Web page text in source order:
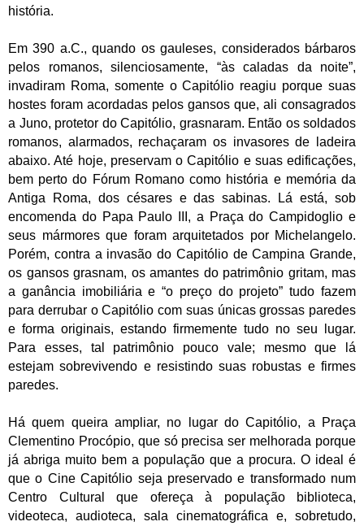
história.
Em 390 a.C., quando os gauleses, considerados bárbaros
pelos romanos, silenciosamente, “às caladas da noite”,
invadiram Roma, somente o Capitólio reagiu porque suas
hostes foram acordadas pelos gansos que, ali consagrados
a Juno, protetor do Capitólio, grasnaram. Então os soldados
romanos, alarmados, rechaçaram os invasores de ladeira
abaixo. Até hoje, preservam o Capitólio e suas edificações,
bem perto do Fórum Romano como história e memória da
Antiga Roma, dos césares e das sabinas. Lá está, sob
encomenda do Papa Paulo III, a Praça do Campidoglio e
seus mármores que foram arquitetados por Michelangelo.
Porém, contra a invasão do Capitólio de Campina Grande,
os gansos grasnam, os amantes do patrimônio gritam, mas
a ganância imobiliária e “o preço do projeto” tudo fazem
para derrubar o Capitólio com suas únicas grossas paredes
e forma originais, estando firmemente tudo no seu lugar.
Para esses, tal patrimônio pouco vale; mesmo que lá
estejam sobrevivendo e resistindo suas robustas e firmes
paredes.
Há quem queira ampliar, no lugar do Capitólio, a Praça
Clementino Procópio, que só precisa ser melhorada porque
já abriga muito bem a população que a procura. O ideal é
que o Cine Capitólio seja preservado e transformado num
Centro Cultural que ofereça à população biblioteca,
videoteca, audioteca, sala cinematográfica e, sobretudo,